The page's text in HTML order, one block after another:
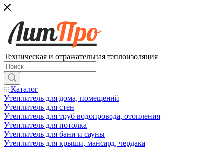
Техническая и отражательная теплоизоляция
Каталог
Утеплитель для дома, помещений
Утеплитель для стен
Утеплитель для труб водопровода, отопления
Утеплитель для потолка
Утеплитель для бани и сауны
Утеплитель для крыши, мансард, чердака